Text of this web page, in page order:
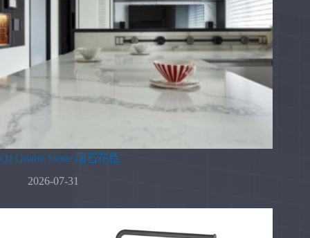
QJ Quartz Stone 闊石花色
2026-07-31